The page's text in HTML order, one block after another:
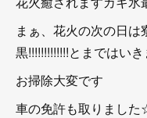
まぁ、花火の次の日
黒!!!!!!!!!!!!!とまではい
お掃除大変です
車の免許も取りまし